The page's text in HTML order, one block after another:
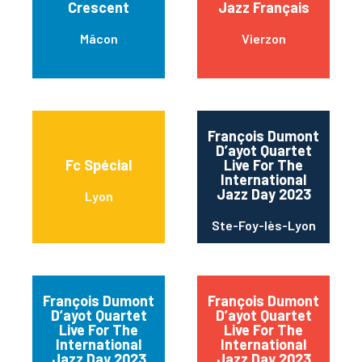
Crescent
Mâcon
Jazz Français
Vierzon
Fc Spécial
Lyon
François Dumont
D’ayot Quartet
Live For The
International
Jazz Day 2023
Ste-Foy-lès-Lyon
François Dumont
D’ayot Quartet
Live For The
International
François Dumont
D’ayot Quartet
Live For The
International